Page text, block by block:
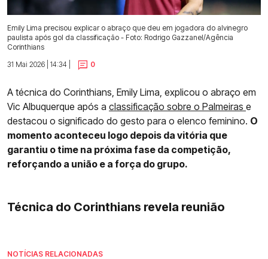
Emily Lima precisou explicar o abraço que deu em jogadora do alvinegro
paulista após gol da classificação - Foto: Rodrigo Gazzanel/Agência
Corinthians
31 Mai 2026 | 14:34 |
0
A técnica do Corinthians, Emily Lima, explicou o abraço em
Vic Albuquerque após a classificação sobre o Palmeiras e
destacou o significado do gesto para o elenco feminino. O
momento aconteceu logo depois da vitória que
garantiu o time na próxima fase da competição,
reforçando a união e a força do grupo.
Técnica do Corinthians revela reunião
NOTÍCIAS RELACIONADAS